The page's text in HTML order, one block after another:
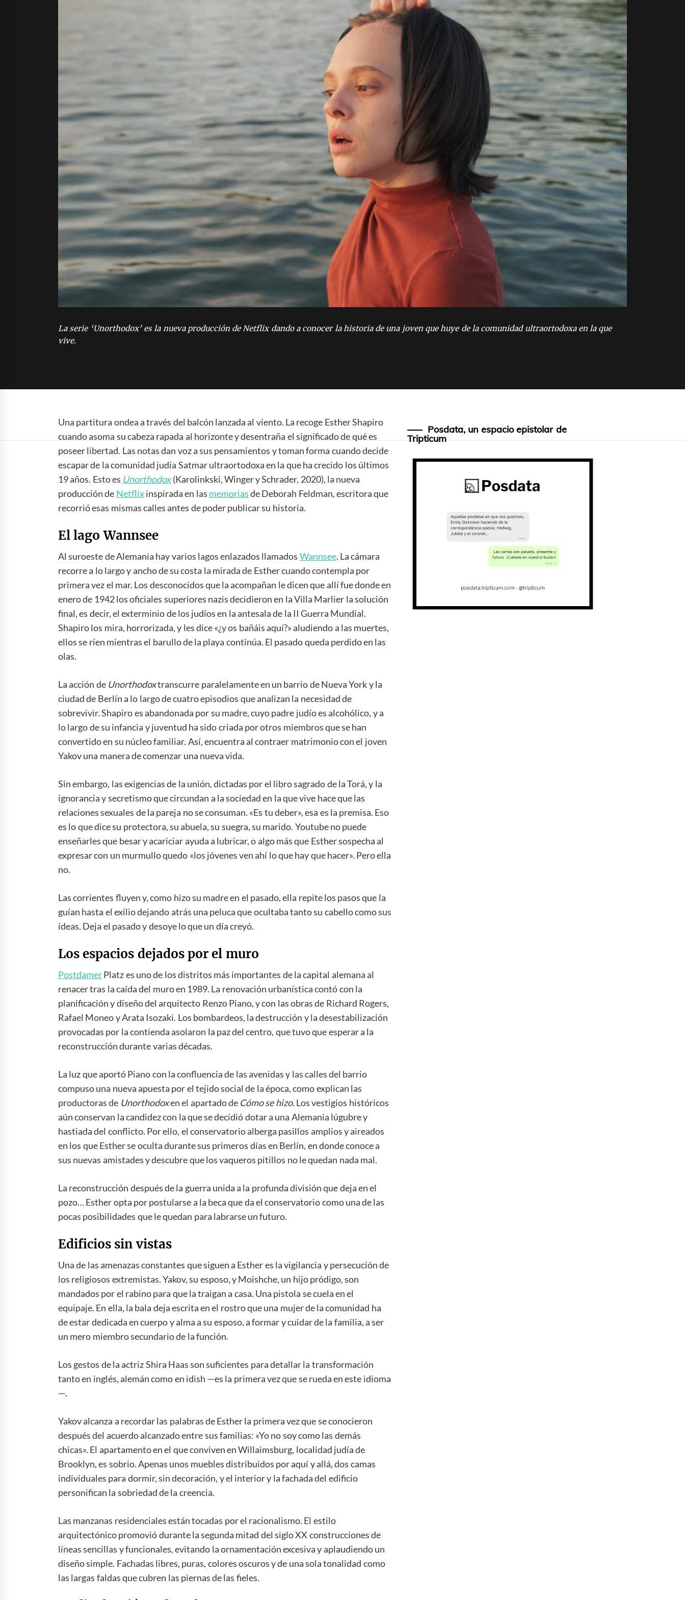
La serie ‘Unorthodox’ es la nueva producción de Netflix dando a conocer la historia de una joven que huye de la comunidad ultraortodoxa en la que
vive.
Una partitura ondea a través del balcón lanzada al viento. La recoge Esther Shapiro
cuando asoma su cabeza rapada al horizonte y desentraña el significado de qué es
poseer libertad. Las notas dan voz a sus pensamientos y toman forma cuando decide
escapar de la comunidad judía Satmar ultraortodoxa en la que ha crecido los últimos
19 años. Esto es Unorthodox(Karolinkski, Winger y Schrader, 2020), la nueva
producción de Netflixinspirada en las memoriasde Deborah Feldman, escritora que
recorrió esas mismas calles antes de poder publicar su historia.
El lago Wannsee
Al suroeste de Alemania hay varios lagos enlazados llamados Wannsee. La cámara
recorre a lo largo y ancho de su costa la mirada de Esther cuando contempla por
primera vez el mar. Los desconocidos que la acompañan le dicen que allí fue donde en
enero de 1942 los oficiales superiores nazis decidieron en la Villa Marlier la solución
final, es decir, el exterminio de los judíos en la antesala de la II Guerra Mundial.
Shapiro los mira, horrorizada, y les dice «¿y os bañáis aquí?» aludiendo a las muertes,
ellos se ríen mientras el barullo de la playa continúa. El pasado queda perdido en las
olas.
La acción de Unorthodoxtranscurre paralelamente en un barrio de Nueva York y la
ciudad de Berlín a lo largo de cuatro episodios que analizan la necesidad de
sobrevivir. Shapiro es abandonada por su madre, cuyo padre judío es alcohólico, y a
lo largo de su infancia y juventud ha sido criada por otros miembros que se han
convertido en su núcleo familiar. Así, encuentra al contraer matrimonio con el joven
Yakov una manera de comenzar una nueva vida.
Sin embargo, las exigencias de la unión, dictadas por el libro sagrado de la Torá, y la
ignorancia y secretismo que circundan a la sociedad en la que vive hace que las
relaciones sexuales de la pareja no se consuman. «Es tu deber», esa es la premisa. Eso
es lo que dice su protectora, su abuela, su suegra, su marido. Youtube no puede
enseñarles que besar y acariciar ayuda a lubricar, o algo más que Esther sospecha al
expresar con un murmullo quedo «los jóvenes ven ahí lo que hay que hacer». Pero ella
no.
Las corrientes fluyen y, como hizo su madre en el pasado, ella repite los pasos que la
guían hasta el exilio dejando atrás una peluca que ocultaba tanto su cabello como sus
ideas. Deja el pasado y desoye lo que un día creyó.
Los espacios dejados por el muro
PostdamerPlatz es uno de los distritos más importantes de la capital alemana al
renacer tras la caída del muro en 1989. La renovación urbanística contó con la
planificación y diseño del arquitecto Renzo Piano, y con las obras de Richard Rogers,
Rafael Moneo y Arata Isozaki. Los bombardeos, la destrucción y la desestabilización
provocadas por la contienda asolaron la paz del centro, que tuvo que esperar a la
reconstrucción durante varias décadas.
La luz que aportó Piano con la confluencia de las avenidas y las calles del barrio
compuso una nueva apuesta por el tejido social de la época, como explican las
productoras de Unorthodoxen el apartado de Cómo se hizo.Los vestigios históricos
aún conservan la candidez con la que se decidió dotar a una Alemania lúgubre y
hastiada del conflicto. Por ello, el conservatorio alberga pasillos amplios y aireados
en los que Esther se oculta durante sus primeros días en Berlín, en donde conoce a
sus nuevas amistades y descubre que los vaqueros pitillos no le quedan nada mal.
La reconstrucción después de la guerra unida a la profunda división que deja en el
pozo… Esther opta por postularse a la beca que da el conservatorio como una de las
pocas posibilidades que le quedan para labrarse un futuro.
Edificios sin vistas
Una de las amenazas constantes que siguen a Esther es la vigilancia y persecución de
los religiosos extremistas. Yakov, su esposo, y Moishche, un hijo pródigo, son
mandados por el rabino para que la traigan a casa. Una pistola se cuela en el
equipaje. En ella, la bala deja escrita en el rostro que una mujer de la comunidad ha
de estar dedicada en cuerpo y alma a su esposo, a formar y cuidar de la familia, a ser
un mero miembro secundario de la función.
Los gestos de la actriz Shira Haas son suficientes para detallar la transformación
tanto en inglés, alemán como en idish —es la primera vez que se rueda en este idioma
—.
Yakov alcanza a recordar las palabras de Esther la primera vez que se conocieron
después del acuerdo alcanzado entre sus familias: «Yo no soy como las demás
chicas». El apartamento en el que conviven en Willaimsburg, localidad judía de
Brooklyn, es sobrio. Apenas unos muebles distribuidos por aquí y allá, dos camas
individuales para dormir, sin decoración, y el interior y la fachada del edificio
personifican la sobriedad de la creencia.
Las manzanas residenciales están tocadas por el racionalismo. El estilo
arquitectónico promovió durante la segunda mitad del siglo XX construcciones de
líneas sencillas y funcionales, evitando la ornamentación excesiva y aplaudiendo un
diseño simple. Fachadas libres, puras, colores oscuros y de una sola tonalidad como
las largas faldas que cubren las piernas de las fieles.
Posdata, un espacio epistolar de
Tripticum